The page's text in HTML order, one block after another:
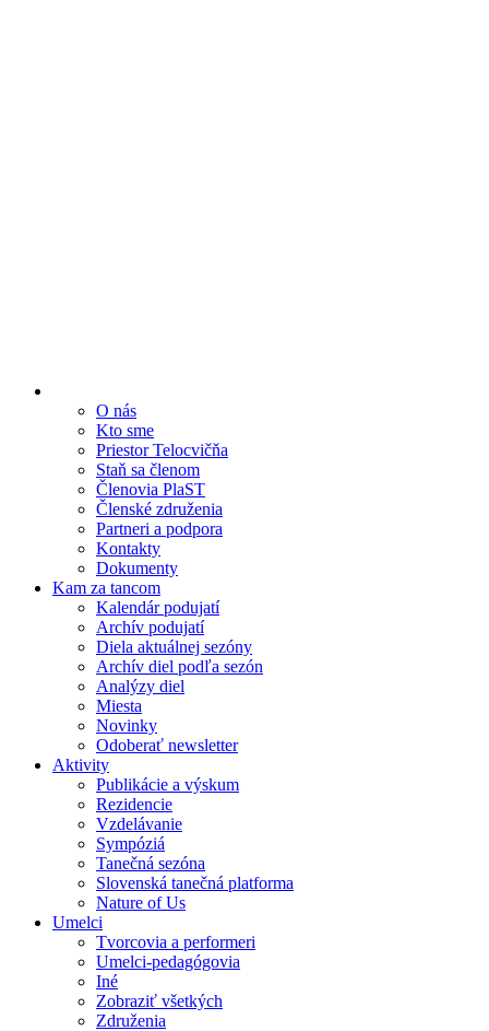
O nás
Kto sme
Priestor Telocvičňa
Staň sa členom
Členovia PlaST
Členské združenia
Partneri a podpora
Kontakty
Dokumenty
Kam za tancom
Kalendár podujatí
Archív podujatí
Diela aktuálnej sezóny
Archív diel podľa sezón
Analýzy diel
Miesta
Novinky
Odoberať newsletter
Aktivity
Publikácie a výskum
Rezidencie
Vzdelávanie
Sympóziá
Tanečná sezóna
Slovenská tanečná platforma
Nature of Us
Umelci
Tvorcovia a performeri
Umelci-pedagógovia
Iné
Zobraziť všetkých
Združenia